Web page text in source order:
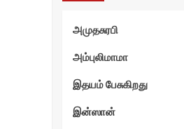
அமுதசுரபி
அம்புலிமாமா
இதயம் பேசுகிறது
இன்ஸான்